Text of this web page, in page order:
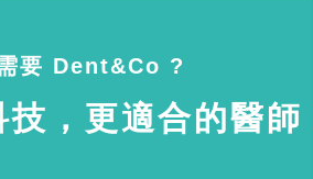
要 Dent&Co ?
技，更適合的醫師